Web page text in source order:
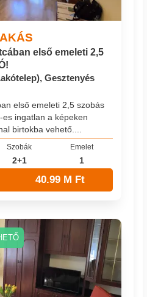
első emeleti 2,5
Gesztenyés
első emeleti 2,5 szobás
es ingatlan a képeken
birtokba vehető....
Szobák
2+1
Emelet
1
40.99 M Ft